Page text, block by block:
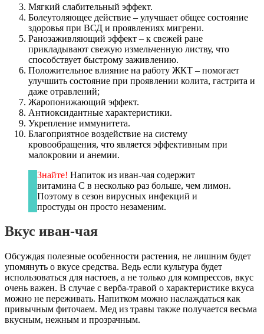
Мягкий слабительный эффект.
Болеутоляющее действие – улучшает общее состояние
здоровья при ВСД и проявлениях мигрени.
Ранозаживляющий эффект – к свежей ране
прикладывают свежую измельченную листву, что
способствует быстрому заживлению.
Положительное влияние на работу ЖКТ – помогает
улучшить состояние при проявлении колита, гастрита и
даже отравлений;
Жаропонижающий эффект.
Антиоксидантные характеристики.
Укрепление иммунитета.
Благоприятное воздействие на систему
кровообращения, что является эффективным при
малокровии и анемии.
Знайте! Напиток из иван-чая содержит
витамина С в несколько раз больше, чем лимон.
Поэтому в сезон вирусных инфекций и
простуды он просто незаменим.
Вкус иван-чая
Обсуждая полезные особенности растения, не лишним будет
упомянуть о вкусе средства. Ведь если культура будет
использоваться для настоев, а не только для компрессов, вкус
очень важен. В случае с верба-травой о характеристике вкуса
можно не переживать. Напитком можно наслаждаться как
привычным фиточаем. Мед из травы также получается весьма
вкусным, нежным и прозрачным.